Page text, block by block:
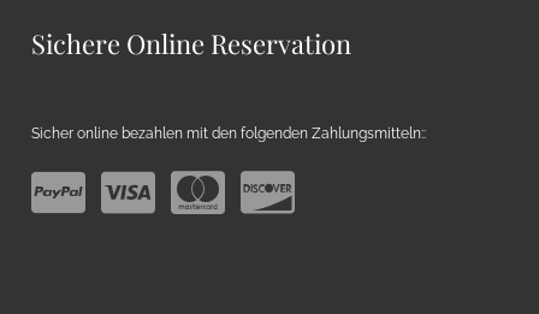
Sichere Online Reservation
Sicher online bezahlen mit den folgenden Zahlungsmitteln::